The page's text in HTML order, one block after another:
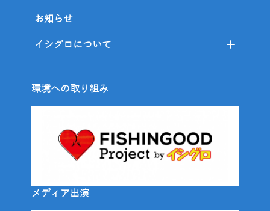
お知らせ
イシグロについて
環境への取り組み
メディア出演